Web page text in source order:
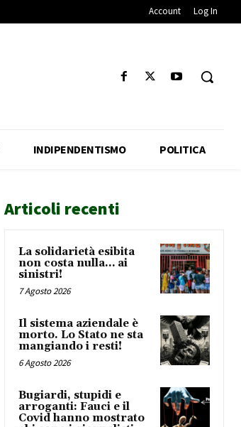
Account Log In
INDIPENDENTISMO POLITICA
Articoli recenti
La solidarietà esibita
non costa nulla… ai
sinistri!
7 Agosto 2026
Il sistema aziendale è
morto. Lo Stato ne sta
mangiando i resti!
6 Agosto 2026
Bugiardi, stupidi e
arroganti: Fauci e il
Covid hanno mostrato